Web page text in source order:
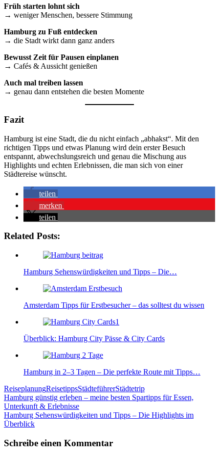
Früh starten lohnt sich
→ weniger Menschen, bessere Stimmung
Hamburg zu Fuß entdecken
→ die Stadt wirkt dann ganz anders
Bewusst Zeit für Pausen einplanen
→ Cafés & Aussicht genießen
Auch mal treiben lassen
→ genau dann entstehen die besten Momente
Fazit
Hamburg ist eine Stadt, die du nicht einfach „abhakst“. Mit den
richtigen Tipps und etwas Planung wird dein erster Besuch
entspannt, abwechslungsreich und genau die Mischung aus
Highlights und echten Erlebnissen, die man sich von einer
Städtereise wünscht.
teilen
merken
teilen
Related Posts:
Hamburg Sehenswürdigkeiten und Tipps – Die…
Amsterdam Tipps für Erstbesucher – das solltest du wissen
Überblick: Hamburg City Pässe & City Cards
Hamburg in 2–3 Tagen – Die perfekte Route mit Tipps…
ReiseplanungReisetippsStädteführerStädtetrip
Beitragsnavigation
Hamburg günstig erleben – meine besten Spartipps für Essen,
Unterkunft & Erlebnisse
Hamburg Sehenswürdigkeiten und Tipps – Die Highlights im
Überblick
Schreibe einen Kommentar